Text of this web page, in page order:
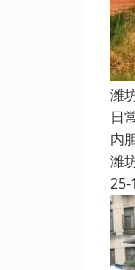
潍
日
内
潍
25-